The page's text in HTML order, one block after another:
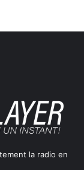
la radio en